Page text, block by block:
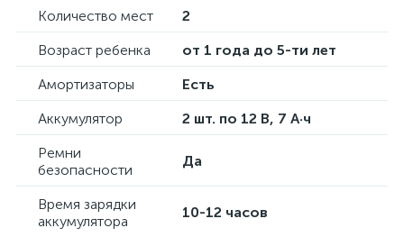
Количество мест
2
Возраст ребенка
от 1 года до 5-ти лет
Амортизаторы
Есть
Аккумулятор
2 шт. по 12 В, 7 А·ч
Ремни
безопасности
Да
Время зарядки
аккумулятора
10-12 часов